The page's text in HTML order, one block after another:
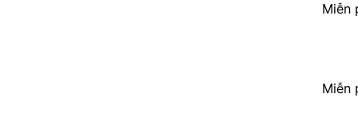
Miễn
Miễn